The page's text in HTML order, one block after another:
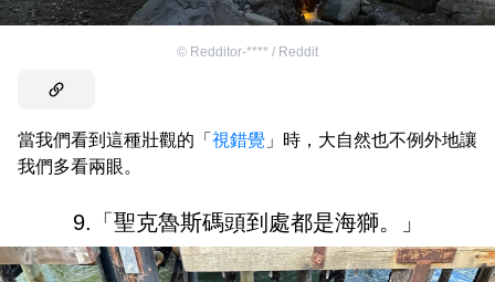
© Redditor-**** / Reddit
當我們看到這種壯觀的「 視錯覺 」時，大自然也不例外地讓
我們多看兩眼。
9.「聖克魯斯碼頭到處都是海獅。」